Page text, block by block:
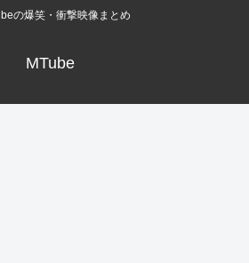
の爆笑・衝撃映像まとめ
MTube